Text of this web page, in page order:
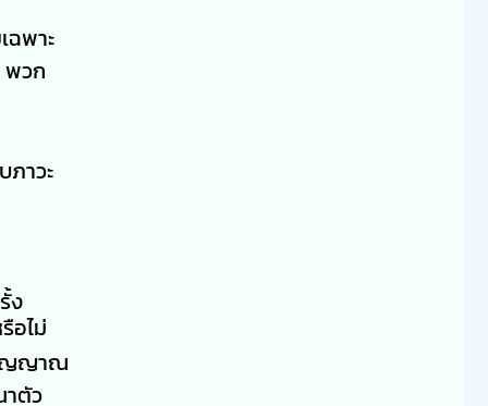
ฉพาะ
พวก
ภาวะ
ง
อไม่
ญญาณ
าตัว